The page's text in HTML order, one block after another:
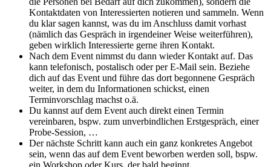
Kontaktdaten von Interessierten notieren und sammeln. Wenn
du klar sagen kannst, was du im Anschluss damit vorhast
(nämlich das Gespräch in irgendeiner Weise weiterführen),
geben wirklich Interessierte gerne ihren Kontakt.
Nach dem Event nimmst du dann wieder Kontakt auf. Das
kann telefonisch, postalisch oder per E-Mail sein. Beziehe
dich auf das Event und führe das dort begonnene Gespräch
weiter, in dem du Informationen schickst, einen
Terminvorschlag machst o.ä.
Du kannst auf dem Event auch direkt einen Termin
vereinbaren, bspw. zum unverbindlichen Erstgespräch, einer
Probe-Session, …
Der nächste Schritt kann auch ein ganz konkretes Angebot
sein, wenn das auf dem Event beworben werden soll, bspw.
ein Workshop oder Kurs, der bald beginnt.